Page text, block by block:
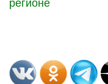
регионе